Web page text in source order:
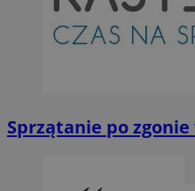
Sprzątanie po